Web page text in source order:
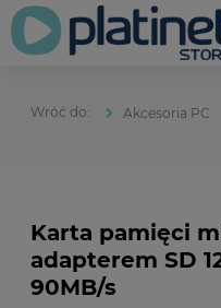
Akcesoria PC
Karta pamięci
adapterem SD
90MB/s